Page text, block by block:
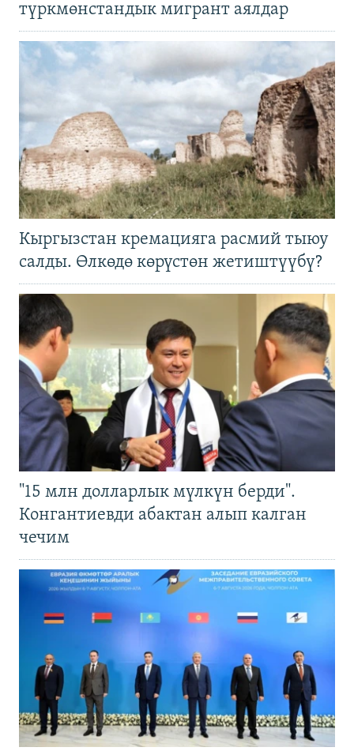
түркмөнстандык мигрант аялдар
Кыргызстан кремацияга расмий тыюу
салды. Өлкөдө көрүстөн жетиштүүбү?
"15 млн долларлык мүлкүн берди".
Конгантиевди абактан алып калган
чечим